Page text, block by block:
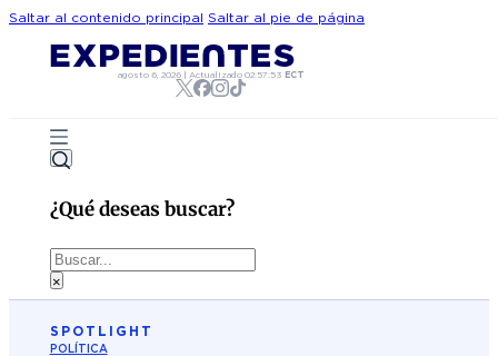
Saltar al contenido principal Saltar al pie de página
agosto 6, 2026 |Actualizado02:57:53 ECT
¿Qué deseas buscar?
Buscar
×
SPOTLIGHT
POLÍTICA